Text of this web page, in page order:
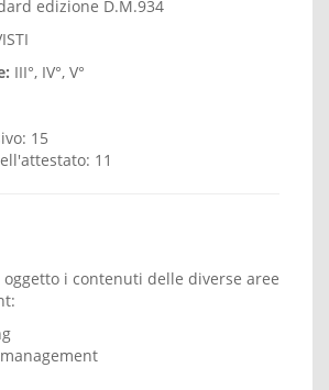
edizione D.M.934
III°, IV°, V°
15
11
oggetto i contenuti delle diverse aree